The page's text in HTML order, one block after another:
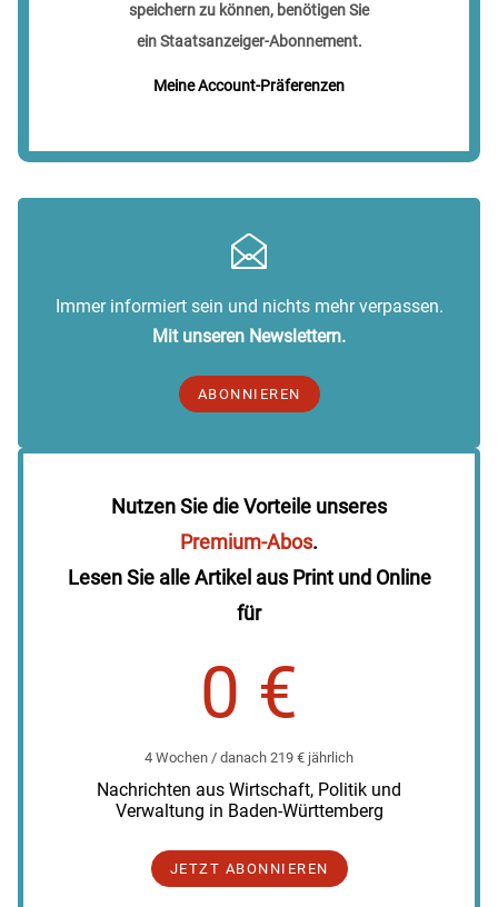
speichern zu können, benötigen Sie
ein Staatsanzeiger-Abonnement.
Meine Account-Präferenzen
Immer informiert sein und nichts mehr verpassen.
Mit unseren Newslettern.
ABONNIEREN
Nutzen Sie die Vorteile unseres
Premium-Abos.
Lesen Sie alle Artikel aus Print und Online
für
0 €
4 Wochen / danach 219 € jährlich
Nachrichten aus Wirtschaft, Politik und
Verwaltung in Baden-Württemberg
JETZT ABONNIEREN